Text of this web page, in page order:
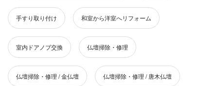
手すり取り付け 和室から洋室へリフォーム
室内ドアノブ交換 仏壇掃除・修理
仏壇掃除・修理 / 金仏壇 仏壇掃除・修理 / 唐木仏壇